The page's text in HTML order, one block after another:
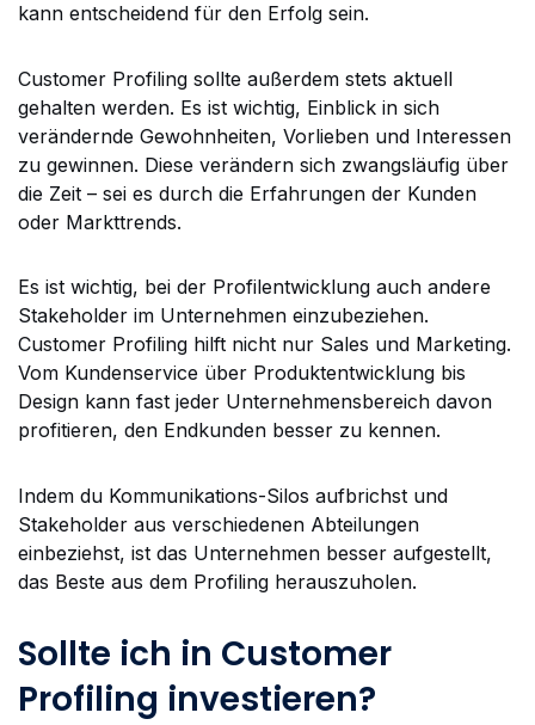
kann entscheidend für den Erfolg sein.
Customer Profiling sollte außerdem stets aktuell
gehalten werden. Es ist wichtig, Einblick in sich
verändernde Gewohnheiten, Vorlieben und Interessen
zu gewinnen. Diese verändern sich zwangsläufig über
die Zeit – sei es durch die Erfahrungen der Kunden
oder Markttrends.
Es ist wichtig, bei der Profilentwicklung auch andere
Stakeholder im Unternehmen einzubeziehen.
Customer Profiling hilft nicht nur Sales und Marketing.
Vom Kundenservice über Produktentwicklung bis
Design kann fast jeder Unternehmensbereich davon
profitieren, den Endkunden besser zu kennen.
Indem du Kommunikations-Silos aufbrichst und
Stakeholder aus verschiedenen Abteilungen
einbeziehst, ist das Unternehmen besser aufgestellt,
das Beste aus dem Profiling herauszuholen.
Sollte ich in Customer
Profiling investieren?